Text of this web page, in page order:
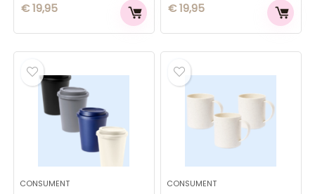
€19,95 €19,95
CONSUMENT CONSUMENT